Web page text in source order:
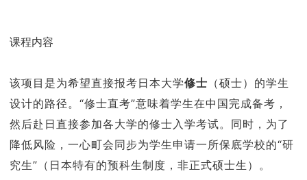
课程内容
该项目是为希望直接报考日本大学修士 （硕士）的学生
设计的路径。“修士直考”意味着学生在中国完成备考，
然后赴日直接参加各大学的修士入学考试。同时，为了
降低风险，一心町会同步为学生申请一所保底学校的“研
究生”（日本特有的预科生制度，非正式硕士生）。